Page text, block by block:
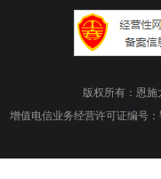
版权所有：恩施
增值电信业务经营许可证编号：